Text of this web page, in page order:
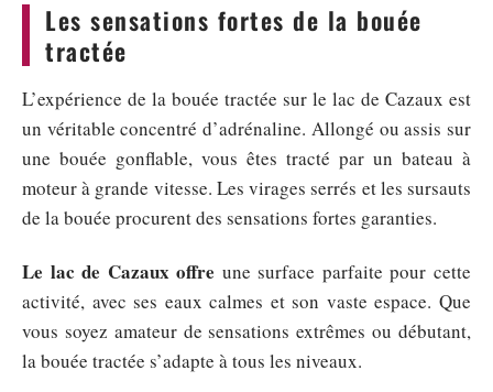
Les sensations fortes de la bouée
tractée
L’expérience de la bouée tractée sur le lac de Cazaux est
un véritable concentré d’adrénaline. Allongé ou assis sur
une bouée gonflable, vous êtes tracté par un bateau à
moteur à grande vitesse. Les virages serrés et les sursauts
de la bouée procurent des sensations fortes garanties.
Le lac de Cazaux offre une surface parfaite pour cette
activité, avec ses eaux calmes et son vaste espace. Que
vous soyez amateur de sensations extrêmes ou débutant,
la bouée tractée s’adapte à tous les niveaux.